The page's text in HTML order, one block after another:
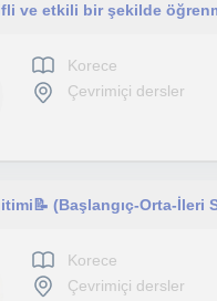
ve etkili bir şekilde
Korece
Çevrimiçi dersler
(Başlangıç-Orta-İleri
Korece
Çevrimiçi dersler